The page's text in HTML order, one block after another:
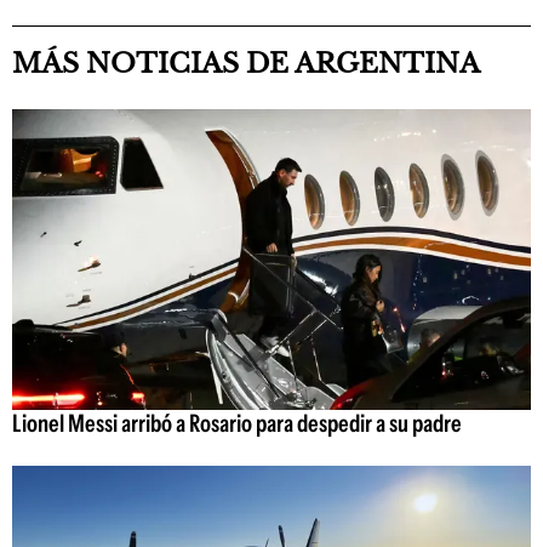
MÁS NOTICIAS DE ARGENTINA
Lionel Messi arribó a Rosario para despedir a su padre